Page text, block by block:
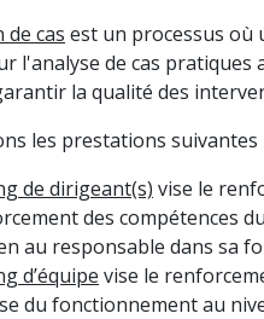
de cas est un processus où
l'analyse de cas
la qualité des
les prestations suivantes
de dirigeant(s) vise le
des compétences
au responsable dans sa
d’équipe vise le
du fonctionnement au